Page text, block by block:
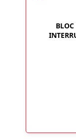
BLOC